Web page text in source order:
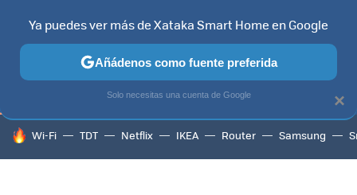
TELEVISORES CONTENIDOS SMART TV SELECCIÓN
HOY SE HABLA DE
Wi-Fi TDT Netflix IKEA Router Samsung
×
Ya puedes ver más de Xataka Smart Home en Google
Añádenos como fuente preferida
Solo necesitas una cuenta de Google